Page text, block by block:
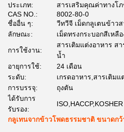
ประเภท:
สารเสริมคุณค่าทางโ
CAS NO.:
8002-80-0
ชื่ออื่น ๆ:
วีทวีจี เม็ดกลูเตนข้าว
ลักษณะ:
เม็ดทรงกระบอกสีเหลื
การใช้งาน:
สารเติมแต่งอาหาร ส
น้ำ
อายุการใช้:
24 เดือน
ระดับ:
เกรดอาหาร,สารเติมแ
การบรรจุ:
ถุงตัน
ได้รับการ
รับรอง:
ISO,HACCP,KOSHER
กลูเทนจากข้าวโพดธรรมชาติ ขนาดก